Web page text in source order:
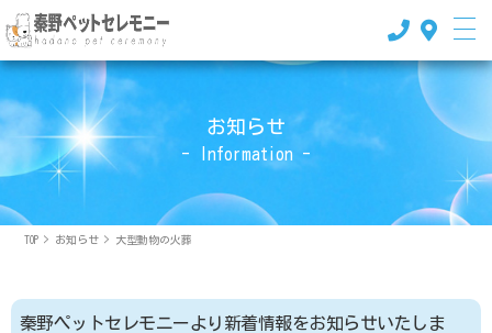
お知らせ
- Information -
TOP > お知らせ > 大型動物の火葬
秦野ペットセレモニーより新着情報をお知らせいたしま